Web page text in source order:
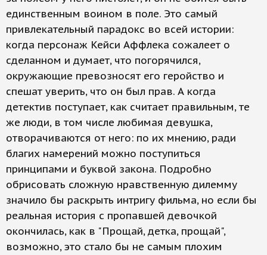
единственным воином в поле. Это самый
привлекательный парадокс во всей истории:
когда персонаж Кейси Аффлека сожалеет о
сделанном и думает, что погорячился,
окружающие превозносят его геройство и
спешат уверить, что он был прав. А когда
детектив поступает, как считает правильным, те
же люди, в том числе любимая девушка,
отворачиваются от него: по их мнению, ради
благих намерений можно поступиться
принципами и буквой закона. Подробно
обрисовать сложную нравственную дилемму
значило бы раскрыть интригу фильма, но если бы
реальная история с пропавшей девочкой
окончилась, как в "Прощай, детка, прощай",
возможно, это стало бы не самым плохим